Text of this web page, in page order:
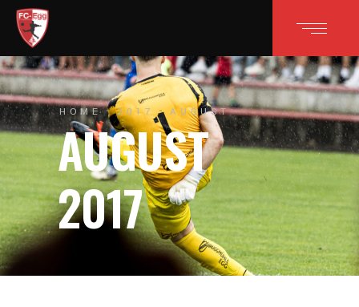
HOME 2017 AUGUST
AUGUST
2017